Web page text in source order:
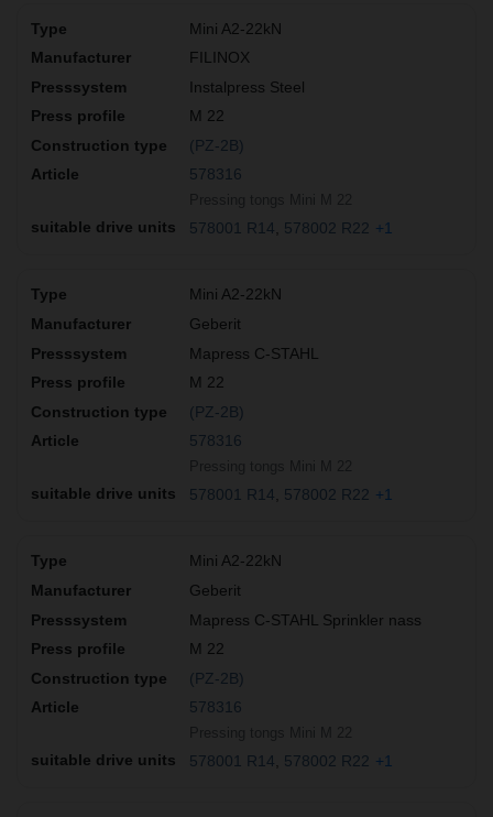
Mini A2-22kN
FILINOX
Instalpress Steel
M 22
(PZ-2B)
578316
578001 R14 578002 R22 +1
Mini A2-22kN
Geberit
Mapress C-STAHL
M 22
(PZ-2B)
578316
578001 R14 578002 R22 +1
Mini A2-22kN
Geberit
Mapress C-STAHL Sprinkler nass
M 22
(PZ-2B)
578316
578001 R14 578002 R22 +1